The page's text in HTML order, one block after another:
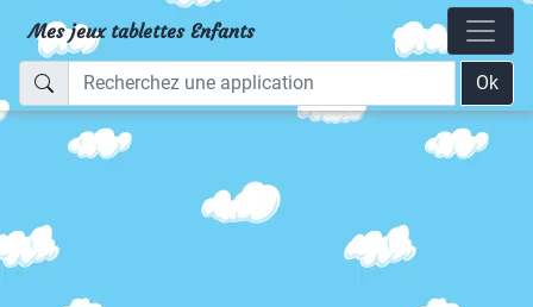
Mes jeux tablettes Enfants
Ok